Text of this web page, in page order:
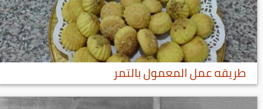
طريقه عمل المعمول بالتمر